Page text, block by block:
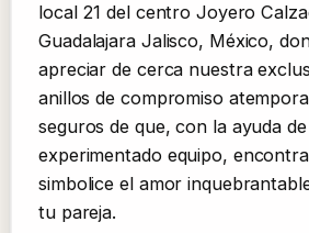
local 21 del centro Joyero
Guadalajara Jalisco, México,
apreciar de cerca nuestra
anillos de compromiso
seguros de que, con la ayuda
experimentado equipo,
simbolice el amor
tu pareja.